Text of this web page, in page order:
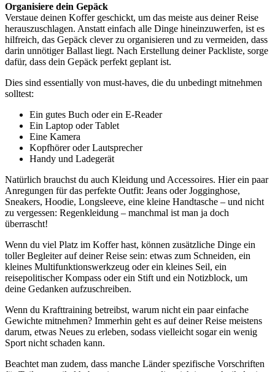
Organisiere dein Gepäck
Verstaue deinen Koffer geschickt, um das meiste aus deiner Reise
herauszuschlagen. Anstatt einfach alle Dinge hineinzuwerfen, ist es
hilfreich, das Gepäck clever zu organisieren und zu vermeiden, dass
darin unnötiger Ballast liegt. Nach Erstellung deiner Packliste, sorge
dafür, dass dein Gepäck perfekt geplant ist.
Dies sind essentially von must-haves, die du unbedingt mitnehmen
solltest:
Ein gutes Buch oder ein E-Reader
Ein Laptop oder Tablet
Eine Kamera
Kopfhörer oder Lautsprecher
Handy und Ladegerät
Natürlich brauchst du auch Kleidung und Accessoires. Hier ein paar
Anregungen für das perfekte Outfit: Jeans oder Jogginghose,
Sneakers, Hoodie, Longsleeve, eine kleine Handtasche – und nicht
zu vergessen: Regenkleidung – manchmal ist man ja doch
überrascht!
Wenn du viel Platz im Koffer hast, können zusätzliche Dinge ein
toller Begleiter auf deiner Reise sein: etwas zum Schneiden, ein
kleines Multifunktionswerkzeug oder ein kleines Seil, ein
reisepolitischer Kompass oder ein Stift und ein Notizblock, um
deine Gedanken aufzuschreiben.
Wenn du Krafttraining betreibst, warum nicht ein paar einfache
Gewichte mitnehmen? Immerhin geht es auf deiner Reise meistens
darum, etwas Neues zu erleben, sodass vielleicht sogar ein wenig
Sport nicht schaden kann.
Beachtet man zudem, dass manche Länder spezifische Vorschriften